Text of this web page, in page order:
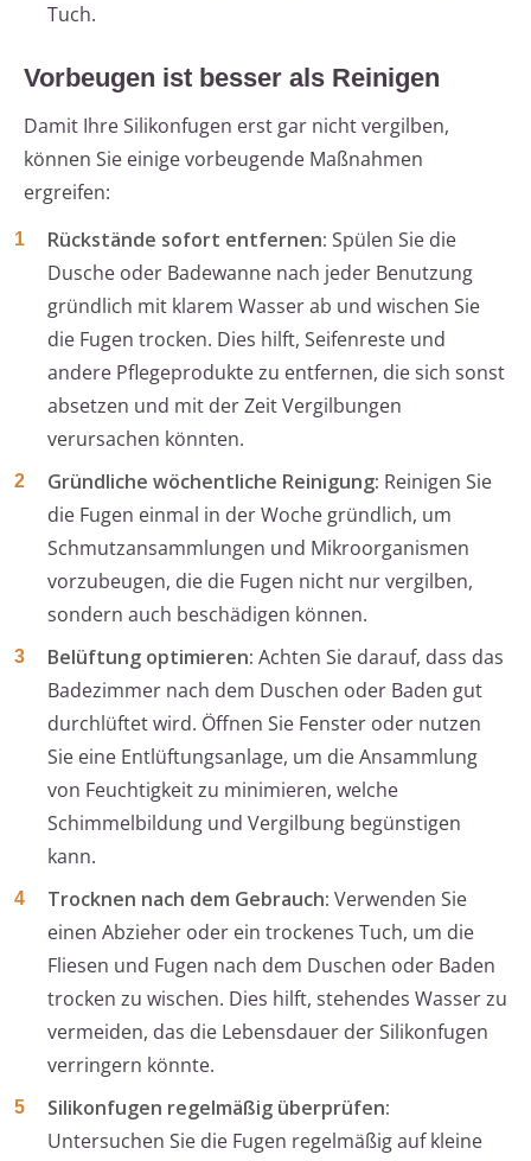
Tuch.
Vorbeugen ist besser als Reinigen
Damit Ihre Silikonfugen erst gar nicht vergilben,
können Sie einige vorbeugende Maßnahmen
ergreifen:
Rückstände sofort entfernen: Spülen Sie die
Dusche oder Badewanne nach jeder Benutzung
gründlich mit klarem Wasser ab und wischen Sie
die Fugen trocken. Dies hilft, Seifenreste und
andere Pflegeprodukte zu entfernen, die sich sonst
absetzen und mit der Zeit Vergilbungen
verursachen könnten.
Gründliche wöchentliche Reinigung: Reinigen Sie
die Fugen einmal in der Woche gründlich, um
Schmutzansammlungen und Mikroorganismen
vorzubeugen, die die Fugen nicht nur vergilben,
sondern auch beschädigen können.
Belüftung optimieren: Achten Sie darauf, dass das
Badezimmer nach dem Duschen oder Baden gut
durchlüftet wird. Öffnen Sie Fenster oder nutzen
Sie eine Entlüftungsanlage, um die Ansammlung
von Feuchtigkeit zu minimieren, welche
Schimmelbildung und Vergilbung begünstigen
kann.
Trocknen nach dem Gebrauch: Verwenden Sie
einen Abzieher oder ein trockenes Tuch, um die
Fliesen und Fugen nach dem Duschen oder Baden
trocken zu wischen. Dies hilft, stehendes Wasser zu
vermeiden, das die Lebensdauer der Silikonfugen
verringern könnte.
Silikonfugen regelmäßig überprüfen:
Untersuchen Sie die Fugen regelmäßig auf kleine